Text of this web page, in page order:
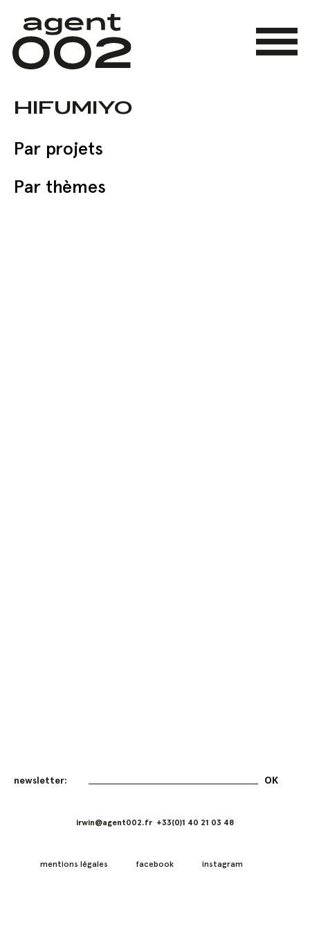
main
content
Menu
HIFUMIYO
Par projets
Par thèmes
irwin@agent002.fr +33(0)1 40 21 03 48
mentions légales facebook instagram